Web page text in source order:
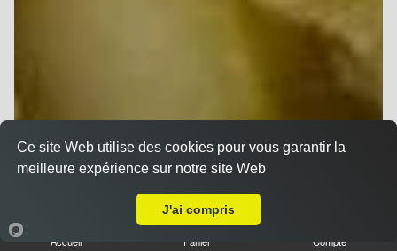
Accueil Panier Compte
Ce site Web utilise des cookies pour vous garantir la
meilleure expérience sur notre site Web
J'ai compris